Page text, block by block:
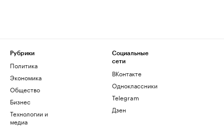
Рубрики
Политика
Экономика
Общество
Бизнес
Технологии и
медиа
Социальные
сети
ВКонтакте
Одноклассники
Telegram
Дзен